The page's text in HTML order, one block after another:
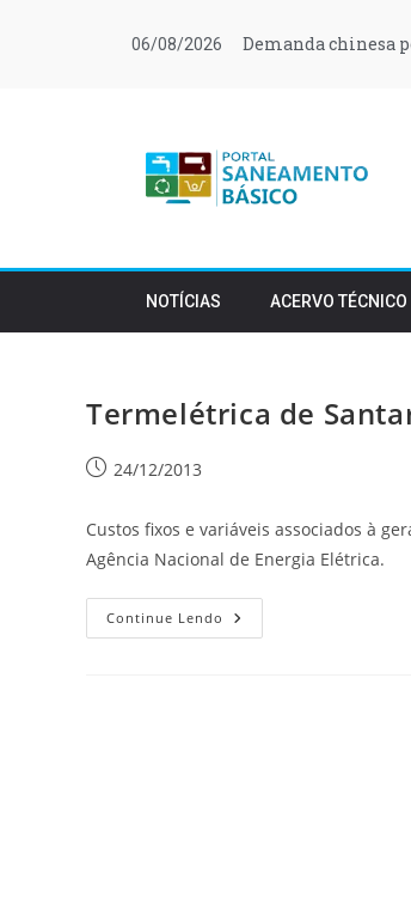
06/08/2026 Demanda chinesa
NOTÍCIAS ACERVO TÉCNICO
Termelétrica de
24/12/2013
Custos fixos e variáveis associados à
Agência Nacional de Energia Elétrica.
Continue Lendo